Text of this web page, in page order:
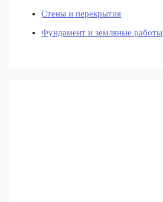
Стены и перекрытия
Фундамент и земляные работы